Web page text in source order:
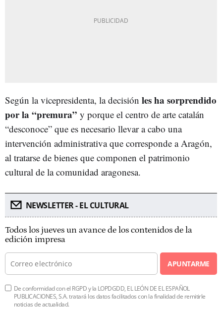
Según la vicepresidenta, la decisión les ha sorprendido
por la “premura” y porque el centro de arte catalán
“desconoce” que es necesario llevar a cabo una
intervención administrativa que corresponde a Aragón,
al tratarse de bienes que componen el patrimonio
cultural de la comunidad aragonesa.
NEWSLETTER - EL CULTURAL
Todos los jueves un avance de los contenidos de la
edición impresa
APUNTARME
De conformidad con el RGPD y la LOPDGDD, EL LEÓN DE EL ESPAÑOL
PUBLICACIONES, S.A. tratará los datos facilitados con la finalidad de remitirle
noticias de actualidad.